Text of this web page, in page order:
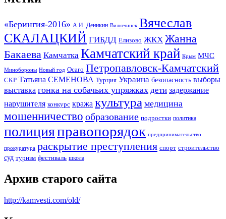
«Берингия-2016» А.И. Деникин Вилючинск Вячеслав
СКАЛАЦКИЙ ГИБДД Елизово ЖКХ Жанна
Бакаева Камчатка Камчатский край Крым МЧС
Минобороны Новый год Осаго Петропавловск-Камчатский
СКР Татьяна СЕМЕНОВА Турция Украина безопасность выборы
выставка гонка на собачьих упряжках дети задержание
нарушителя конкурс кража культура медицина
мошенничество образование подростки политика
полицияправопорядок предпринимательство
прокуратура раскрытие преступления спорт строительство
суд туризм фестиваль школа
Архив старого сайта
http://kamvesti.com/old/